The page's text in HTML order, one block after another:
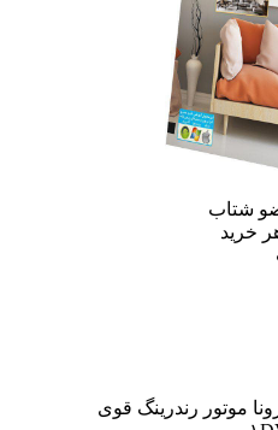
شتاب
خرید
موتور رندرینگ قوی